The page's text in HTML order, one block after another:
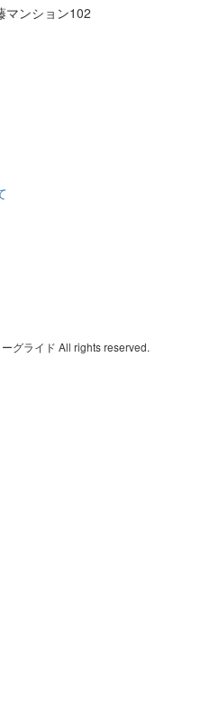
マンション102
グライド All rights reserved.